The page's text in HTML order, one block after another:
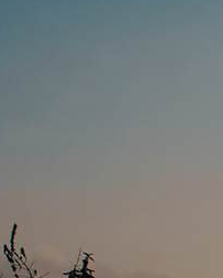
את האומץ
אבות,